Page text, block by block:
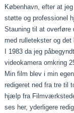
København, efter at
støtte og professionel
Stauning til at overføre
med rulletekster og det
I 1983 da jeg
videokamera omkring
Min film blev i min
redigeret ned fra tre til
hjælp fra
ses her, yderligere